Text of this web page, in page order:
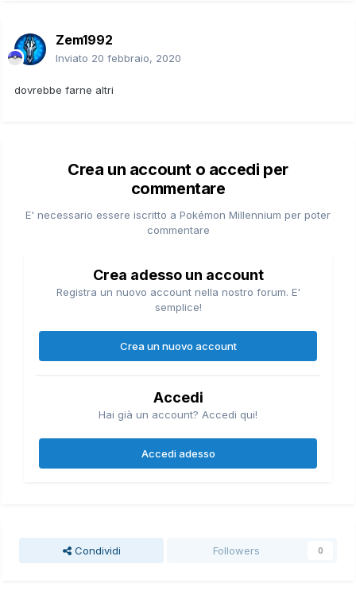
Zem1992
Inviato 20 febbraio, 2020
dovrebbe farne altri
Crea un account o accedi per
commentare
E' necessario essere iscritto a Pokémon Millennium per poter
commentare
Crea adesso un account
Registra un nuovo account nella nostro forum. E'
semplice!
Crea un nuovo account
Accedi
Hai già un account? Accedi qui!
Accedi adesso
Condividi Followers 0